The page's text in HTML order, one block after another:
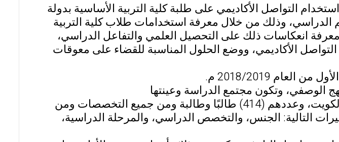
التواصل الأكاديمي على طلبة كلية التربية الأساسية بدولة
الدراسي، وذلك من خلال معرفة استخدامات طلاب كلية التربية
انعكاسات ذلك على التحصيل العلمي والتفاعل الدراسي،
الأكاديمي، ووضع الحلول المناسبة للقضاء على معوقات
2018/2019 م.
الوصفي، وتكون مجتمع الدراسة وعينتها
من طلبة كلية التربية الأساسية بدولة الكويت، وعددهم (414) طالبًا وطالبة ومن جميع التخصصات ومن
التالية: الجنس، والتخصص الدراسي، والمرحلة الدراسية،